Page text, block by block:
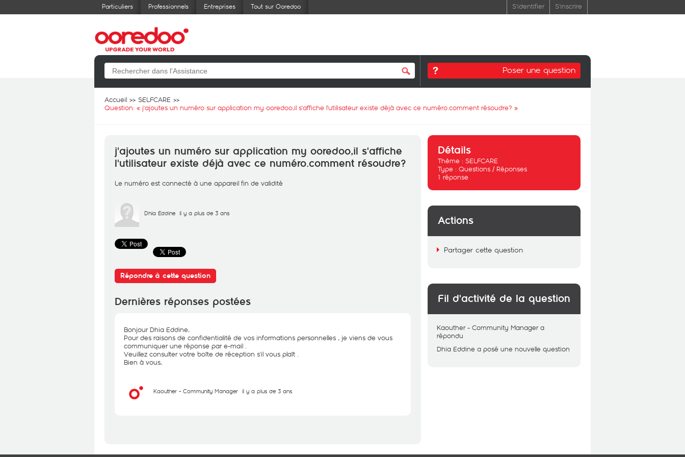
Particuliers Professionnels Entreprises Tout sur Ooredoo S'identifier S'inscrire
Poser une question
Accueil
SELFCARE
Question: « j'ajoutes un numéro sur application my ooredoo,il s'affiche l'utilisateur existe déjà avec ce numéro.comment résoudre? »
j'ajoutes un numéro sur application my ooredoo,il s'affiche
l'utilisateur existe déjà avec ce numéro.comment résoudre?
Le numéro est connecté à une appareil fin de validité
Dhia Eddine il y a plus de 3 ans
Répondre à cette question
Dernières réponses postées
Bonjour Dhia Eddine,
Pour des raisons de confidentialité de vos informations personnelles , je viens de vous
communiquer une réponse par e-mail .
Veuillez consulter votre boîte de réception s'il vous plaît .
Bien à vous,
Kaouther - Community Manager il y a plus de 3 ans
Détails
Thème : SELFCARE
Type : Questions / Réponses
1 réponse
Actions
Partager cette question
Fil d'activité de la question
Kaouther - Community Manager a
répondu
Dhia Eddine a posé une nouvelle question